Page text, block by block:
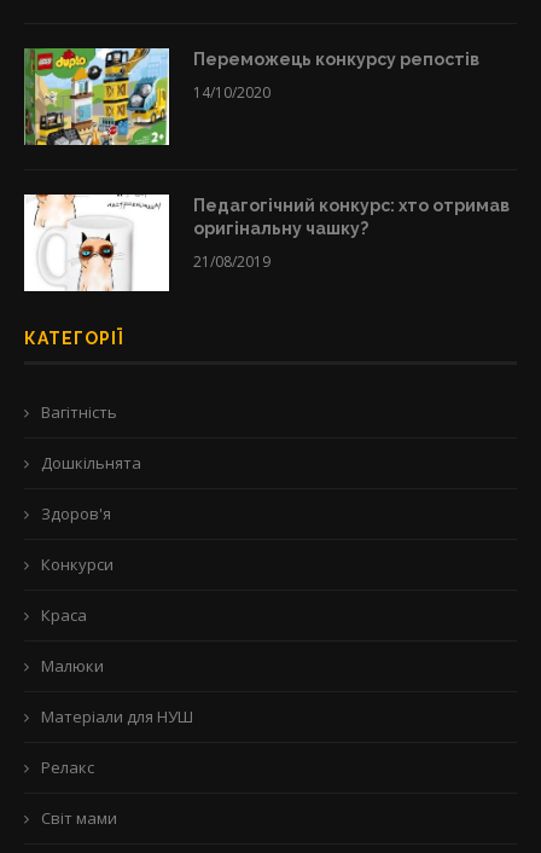
Переможець конкурсу репостів
14/10/2020
Педагогічний конкурс: хто отримав
оригінальну чашку?
21/08/2019
КАТЕГОРІЇ
Вагітність
Дошкільнята
Здоров'я
Конкурси
Краса
Малюки
Матеріали для НУШ
Релакс
Світ мами